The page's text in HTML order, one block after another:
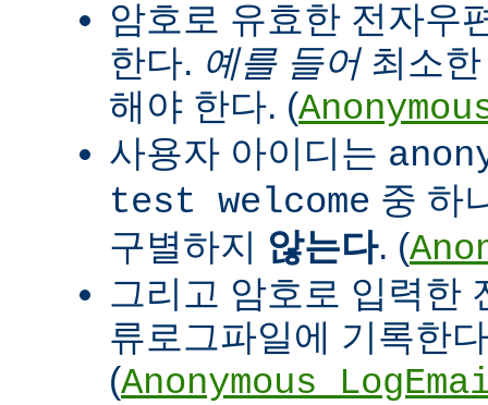
암호로 유효한 전자우
한다. 예를 들어최소한
해야 한다. (
사용자 아이디는
test welcome 중 하
구별하지 않는다. (
그리고 암호로 입력한
류로그파일에 기록한
(